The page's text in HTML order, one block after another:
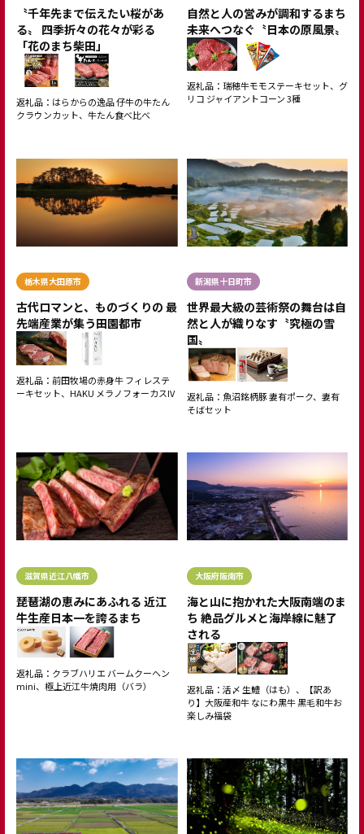
〝千年先まで伝えたい桜があ
る〟 四季折々の花々が彩る
「花のまち柴田」
返礼品：はらからの逸品 仔牛の牛たん
クラウンカット、牛たん食べ比べ
自然と人の営みが調和するまち
未来へつなぐ〝日本の原風景〟
返礼品：瑞穂牛モモステーキセット、グ
リコ ジャイアントコーン 3種
栃木県大田原市
古代ロマンと、ものづくりの 最
先端産業が集う田園都市
返礼品：前田牧場の赤身牛 フィレステ
ーキセット、HAKU メラノフォーカスIV
新潟県十日町市
世界最大級の芸術祭の舞台は自
然と人が織りなす〝究極の雪
国〟
返礼品：魚沼銘柄豚 妻有ポーク、妻有
そばセット
滋賀県近江八幡市
琵琶湖の恵みにあふれる 近江
牛生産日本一を誇るまち
返礼品：クラブハリエ バームクーヘン
mini、極上近江牛焼肉用（バラ）
大阪府阪南市
海と山に抱かれた大阪南端のま
ち 絶品グルメと海岸線に魅了
される
返礼品：活〆 生鱧（はも）、【訳あ
り】大阪産和牛 なにわ黒牛 黒毛和牛お
楽しみ福袋